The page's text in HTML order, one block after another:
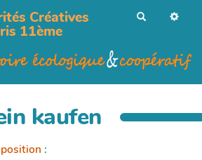
Créatives
11ème
r
kaufen
: